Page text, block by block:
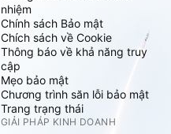
nhiệm
Chính sách Bảo mật
Chích sách về Cookie
Thông báo về khả năng truy
cập
Mẹo bảo mật
Chương trình săn lỗi bảo mật
Trang trạng thái
GIẢI PHÁP KINH DOANH